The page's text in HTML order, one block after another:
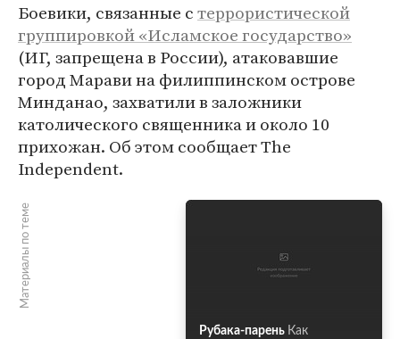
Боевики, связанные стеррористической
группировкой «Исламское государство»
(ИГ, запрещена в России), атаковавшие
город Марави на филиппинском острове
Минданао, захватили в заложники
католического священника и около 10
прихожан. Об этом сообщает The
Independent.
Материалы по теме
Рубака-парень Как